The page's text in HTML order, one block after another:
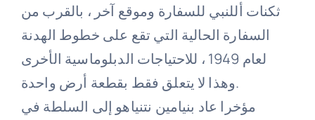
ثكنات أللنبي للسفارة وموقع آخر ، بالقرب من
السفارة الحالية التي تقع على خطوط الهدنة
لعام 1949 ، للاحتياجات الدبلوماسية الأخرى
وهذا لا يتعلق فقط بقطعة أرض واحدة.
مؤخرا عاد بنيامين نتنياهو إلى السلطة في